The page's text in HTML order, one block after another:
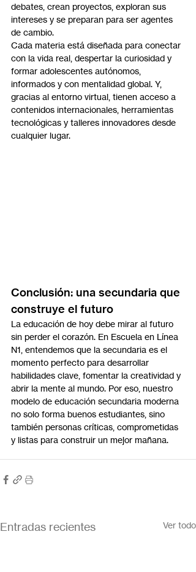
debates, crean proyectos, exploran sus
intereses y se preparan para ser agentes
de cambio.
Cada materia está diseñada para conectar
con la vida real, despertar la curiosidad y
formar adolescentes autónomos,
informados y con mentalidad global. Y,
gracias al entorno virtual, tienen acceso a
contenidos internacionales, herramientas
tecnológicas y talleres innovadores desde
cualquier lugar.
Conclusión: una secundaria que
construye el futuro
La educación de hoy debe mirar al futuro
sin perder el corazón. En Escuela en Línea
N1, entendemos que la secundaria es el
momento perfecto para desarrollar
habilidades clave, fomentar la creatividad y
abrir la mente al mundo. Por eso, nuestro
modelo de educación secundaria moderna
no solo forma buenos estudiantes, sino
también personas críticas, comprometidas
y listas para construir un mejor mañana.
Entradas recientes Ver todo